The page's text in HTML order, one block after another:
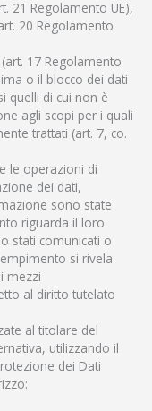
21 Regolamento UE),
20 Regolamento
17 Regolamento
o il blocco dei dati
quelli di cui non è
agli scopi per i quali
trattati (art. 7, co.
le operazioni di
dei dati,
sono state
riguarda il loro
stati comunicati o
si rivela
mezzi
al diritto tutelato
al titolare del
utilizzando il
dei Dati